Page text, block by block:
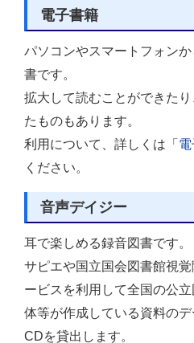
電子書籍
パソコンやスマートフォン
書です。
拡大して読むことができた
たものもあります。
利用について、詳しくは「
ください。
音声デイジー
耳で楽しめる録音図書です。
サピエや国立国会図書館視
ービスを利用して全国の公
体等が作成している資料の
CDを貸出します。